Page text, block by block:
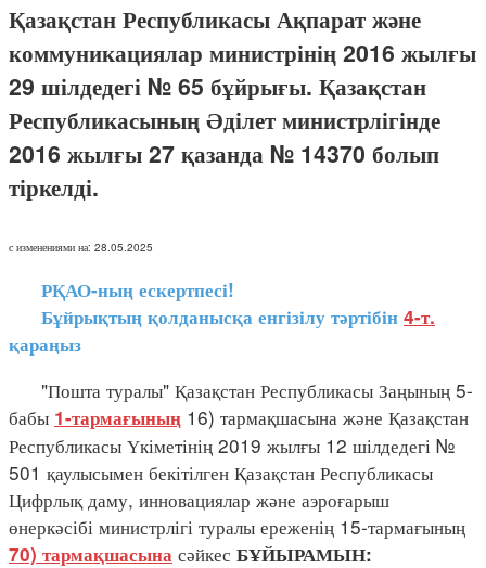
Қазақстан Республикасы Ақпарат және
коммуникациялар министрінің 2016 жылғы
29 шілдедегі № 65 бұйрығы. Қазақстан
Республикасының Әділет министрлігінде
2016 жылғы 27 қазанда № 14370 болып
тіркелді.
с изменениями на: 28.05.2025
РҚАО-ның ескертпесі!
Бұйрықтың қолданысқа енгізілу тәртібін 4-т.
қараңыз
"Пошта туралы" Қазақстан Республикасы Заңының 5-
бабы 1-тармағының 16) тармақшасына және Қазақстан
Республикасы Үкіметінің 2019 жылғы 12 шілдедегі №
501 қаулысымен бекітілген Қазақстан Республикасы
Цифрлық даму, инновациялар және аэроғарыш
өнеркәсібі министрлігі туралы ереженің 15-тармағының
70) тармақшасына сәйкес БҰЙЫРАМЫН: